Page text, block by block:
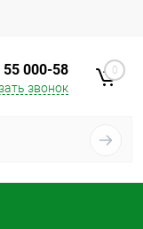
000-58
звонок
0